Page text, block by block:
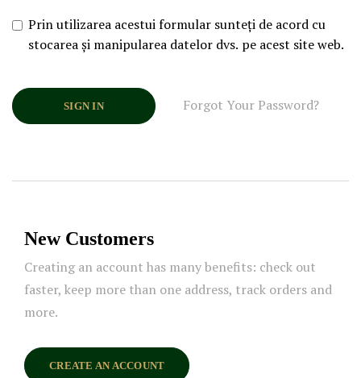
Prin utilizarea acestui formular sunteți de acord cu
stocarea și manipularea datelor dvs. pe acest site web.
SIGN IN Forgot Your Password?
New Customers
Creating an account has many benefits: check out
faster, keep more than one address, track orders and
more.
CREATE AN ACCOUNT